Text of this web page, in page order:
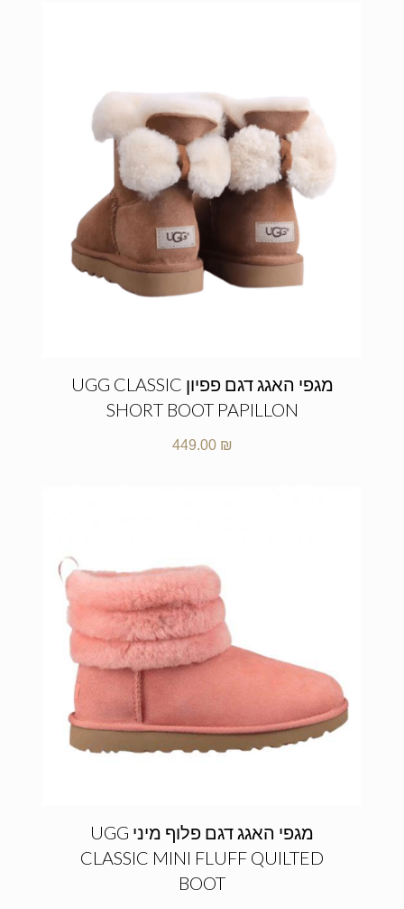
מגפי האגג דגם פפיון UGG CLASSIC
SHORT BOOT PAPILLON
449.00 ₪
מגפי האגג דגם פלוף מיני UGG
CLASSIC MINI FLUFF QUILTED
BOOT